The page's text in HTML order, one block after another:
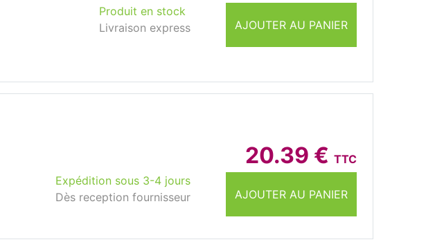
AJOUTER AU PANIER
Produit en stock
Livraison express
20.39 € TTC
AJOUTER AU PANIER
Expédition sous 3-4 jours
Dès reception fournisseur